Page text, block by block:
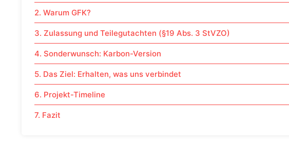
2. Warum GFK?
3. Zulassung und Teilegutachten (§19 Abs. 3 StVZO)
4. Sonderwunsch: Karbon-Version
5. Das Ziel: Erhalten, was uns verbindet
6. Projekt-Timeline
7. Fazit